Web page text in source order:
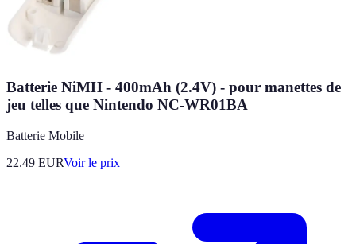
Batterie NiMH - 400mAh (2.4V) - pour manettes de
jeu telles que Nintendo NC-WR01BA
Batterie Mobile
22.49 EURVoir le prix